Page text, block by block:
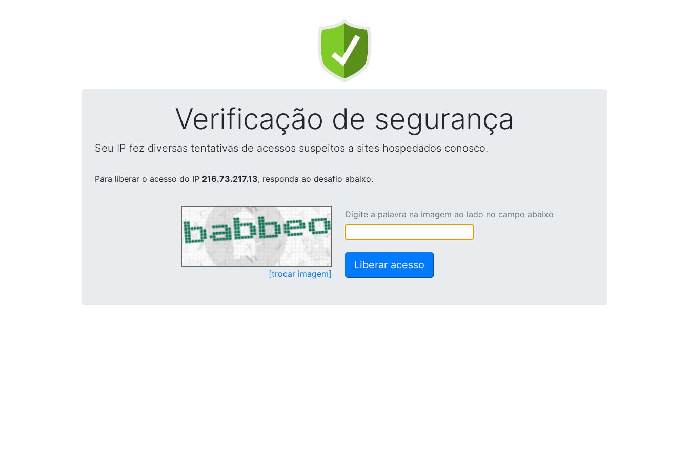
Verificação de segurança
Seu IP fez diversas tentativas de acessos suspeitos a sites hospedados conosco.
Para liberar o acesso do IP 216.73.217.13, responda ao desafio abaixo.
[trocar imagem]
Digite a palavra na imagem ao lado no campo abaixo